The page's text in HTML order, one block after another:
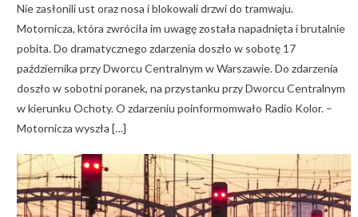
Nie zasłonili ust oraz nosa i blokowali drzwi do tramwaju.
Motornicza, która zwróciła im uwagę została napadnięta i brutalnie
pobita. Do dramatycznego zdarzenia doszło w sobotę 17
października przy Dworcu Centralnym w Warszawie. Do zdarzenia
doszło w sobotni poranek, na przystanku przy Dworcu Centralnym
w kierunku Ochoty. O zdarzeniu poinformomwało Radio Kolor. –
Motornicza wyszła […]